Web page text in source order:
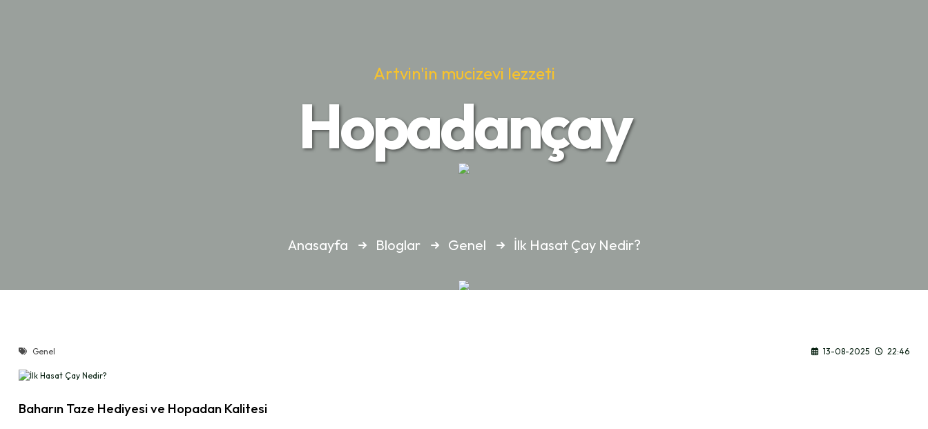
Artvin'in mucizevi lezzeti
Hopadançay
Anasayfa Bloglar Genel İlk Hasat Çay Nedir?
Genel 13-08-2025 22:46
Baharın Taze Hediyesi ve Hopadan Kalitesi